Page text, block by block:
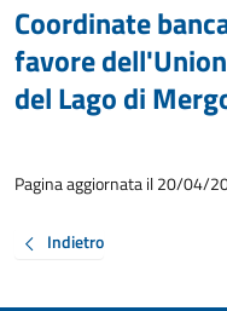
Coordinate
favore
del Lago di
Pagina aggiornata il 20/04/
Indietro